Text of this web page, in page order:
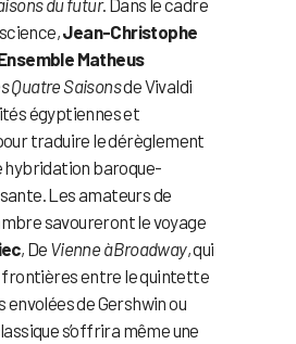
Jean-Christophe
Matheus
Quatre Saisonsde Vivaldi
égyptiennes et
traduire le dérèglement
hybridation baroque-
Les amateurs de
savoureront le voyage
, De Vienne à Broadway, qui
entre le quintette
envolées de Gershwin ou
s’offrira même une